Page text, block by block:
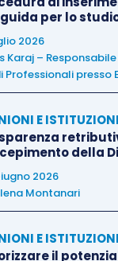
guida per lo
2026
Karaj –
Professionali presso
E ISTITUZIONI
della
2026
Montanari
E ISTITUZIONI
il